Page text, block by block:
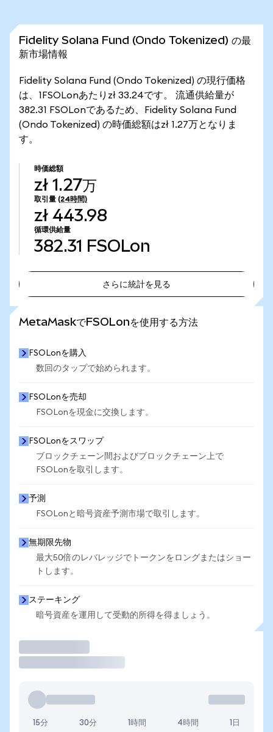
Fidelity Solana Fund (Ondo Tokenized) の最
新市場情報
Fidelity Solana Fund (Ondo Tokenized) の現行価格
は、1FSOLonあたりzł 33.24です。 流通供給量が
382.31 FSOLonであるため、Fidelity Solana Fund
(Ondo Tokenized) の時価総額はzł 1.27万となりま
す。
時価総額
zł 1.27万
取引量 (24時間)
zł 443.98
循環供給量
382.31 FSOLon
さらに統計を見る
MetaMaskでFSOLonを使用する方法
FSOLonを購入
数回のタップで始められます。
FSOLonを売却
FSOLonを現金に交換します。
FSOLonをスワップ
ブロックチェーン間およびブロックチェーン上で
FSOLonを取引します。
予測
FSOLonと暗号資産予測市場で取引します。
無期限先物
最大50倍のレバレッジでトークンをロングまたはショー
トします。
ステーキング
暗号資産を運用して受動的所得を得ましょう。
15分 30分 1時間 4時間 1日